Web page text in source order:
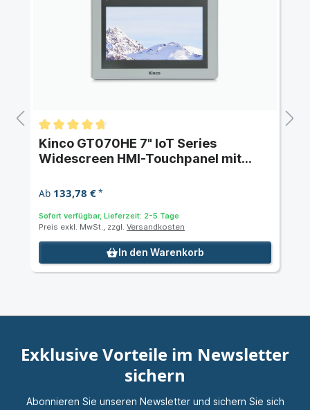
Kinco GT070HE 7" IoT Series
Widescreen HMI-Touchpanel mit
Ab 133,78 €*
Sofort verfügbar, Lieferzeit: 2-5 Tage
Preis exkl. MwSt., zzgl. Versandkosten
In den Warenkorb
Exklusive Vorteile im Newsletter
sichern
Abonnieren Sie unseren Newsletter und sichern Sie sich